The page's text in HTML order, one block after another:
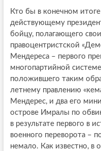
Кто бы в конечном
действующему
бойцу, полагающего
правоцентристской
Мендереса – первого
многопартийной
положившего таким
летнему правлению
Мендерес, и два его
острове Имралы по
в результате первого в
военного переворота –
немало. Как известно, в